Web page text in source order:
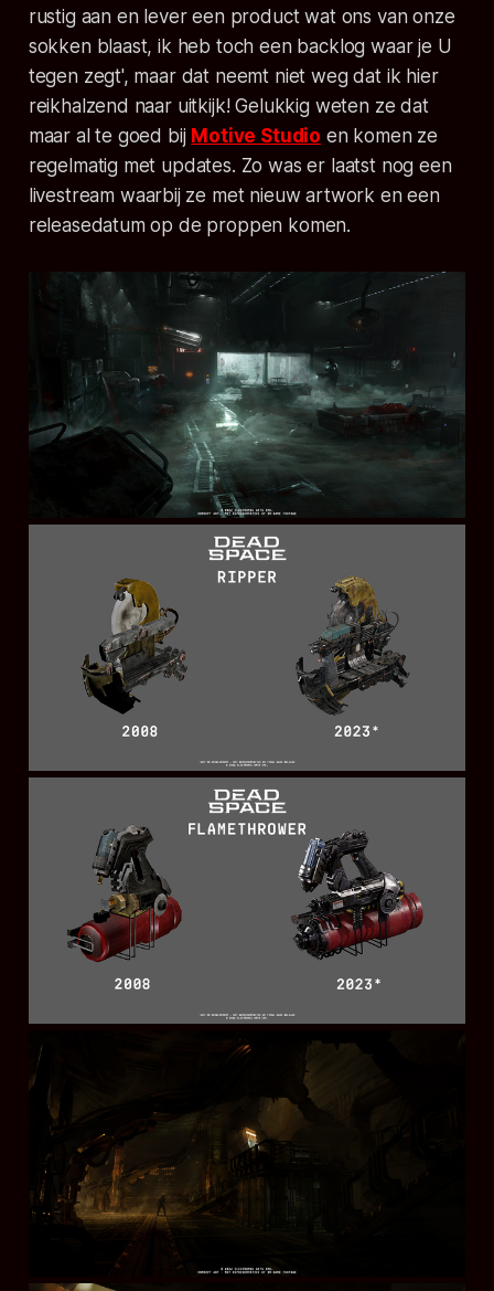
rustig aan en lever een product wat ons van onze
sokken blaast, ik heb toch een backlog waar je U
tegen zegt', maar dat neemt niet weg dat ik hier
reikhalzend naar uitkijk! Gelukkig weten ze dat
maar al te goed bij Motive Studio en komen ze
regelmatig met updates. Zo was er laatst nog een
livestream waarbij ze met nieuw artwork en een
releasedatum op de proppen komen.